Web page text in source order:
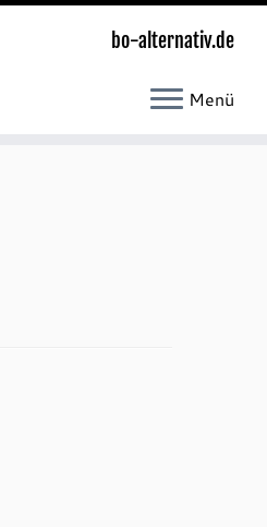
bo-alternativ.de
Menü